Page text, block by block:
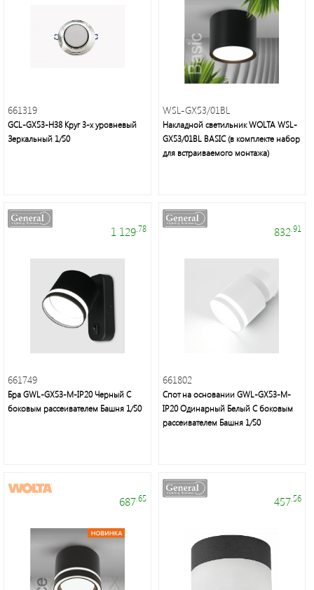
праздничное
освещение,
нового
поколения,
лампы
и
светильники
Voltum
661319
GCL-GX53-H38 Круг 3-х уровневый
Зеркальный 1/50
WSL-GX53/01BL
Накладной cветильник WOLTA WSL-
GX53/01BL BASIC (в комплекте набор
для встраиваемого монтажа)
1 129.78
661749
Бра GWL-GX53-M-IP20 Черный С
боковым рассеивателем Башня 1/50
832 .91
661802
Спот на основании GWL-GX53-M-
IP20 Одинарный Белый С боковым
рассеивателем Башня 1/50
687.65 457.56